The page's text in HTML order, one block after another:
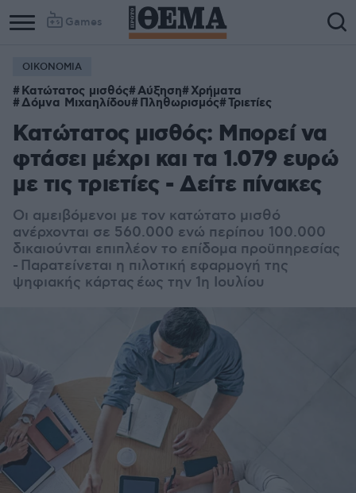
Games
ΟΙΚΟΝΟΜΙΑ
Κατώτατος μισθός Αύξηση Χρήματα
Δόμνα Μιχαηλίδου Πληθωρισμός Τριετίες
Κατώτατος μισθός: Μπορεί να
φτάσει μέχρι και τα 1.079 ευρώ
με τις τριετίες - Δείτε πίνακες
Οι αμειβόμενοι με τον κατώτατο μισθό
ανέρχονται σε 560.000 ενώ περίπου 100.000
δικαιούνται επιπλέον το επίδομα προϋπηρεσίας
- Παρατείνεται η πιλοτική εφαρμογή της
ψηφιακής κάρτας έως την 1η Ιουλίου